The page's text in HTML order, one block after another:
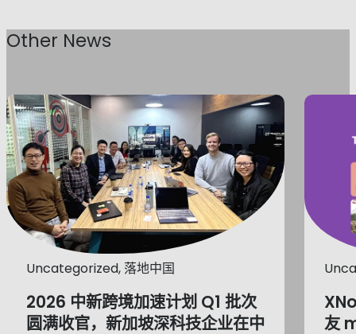
Other News
Uncategorized, 落地中国
2026 中新跨境加速计划 Q1 批次
圆满收官，新加坡深科技企业在中
友